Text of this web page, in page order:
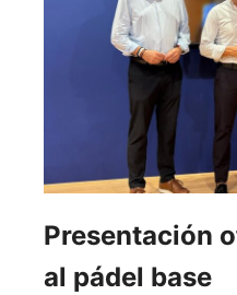
Presentación
al pádel base